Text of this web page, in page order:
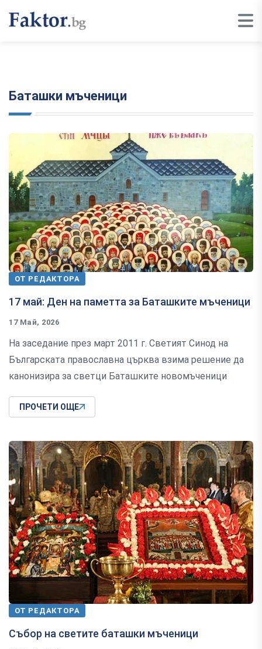
Баташки мъченици
ОТ РЕДАКТОРА
17 май: Ден на паметта за Баташките мъченици
17 Май, 2026
На заседание през март 2011 г. Светият Синод на
Българската православна църква взима решение да
канонизира за светци Баташките новомъченици
ПРОЧЕТИ ОЩЕ
ОТ РЕДАКТОРА
Събор на светите баташки мъченици